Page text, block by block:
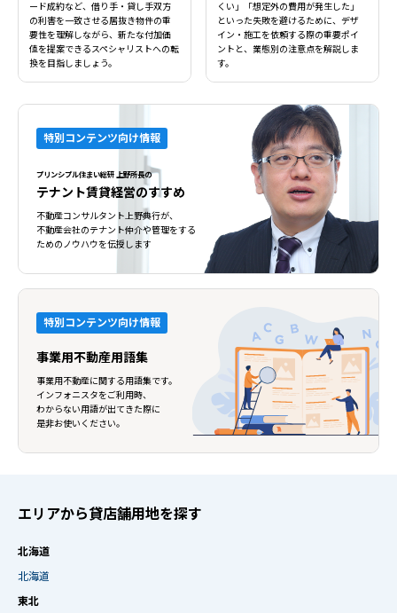
ード成約など、借り手・貸し手双方
の利害を一致させる居抜き物件の重
要性を理解しながら、新たな付加価
値を提案できるスペシャリストへの転
換を目指しましょう。
くい」「想定外の費用が発生した」
といった失敗を避けるために、デザ
イン・施工を依頼する際の重要ポイ
ントと、業態別の注意点を解説しま
す。
特別コンテンツ向け情報
プリンシプル住まい総研 上野所長の
テナント賃貸経営のすすめ
不動産コンサルタント上野典行が、
不動産会社のテナント仲介や管理をする
ためのノウハウを伝授します
特別コンテンツ向け情報
事業用不動産用語集
事業用不動産に関する用語集です。
インフォニスタをご利用時、
わからない用語が出てきた際に
是非お使いください。
エリアから貸店舗用地を探す
北海道
北海道
東北